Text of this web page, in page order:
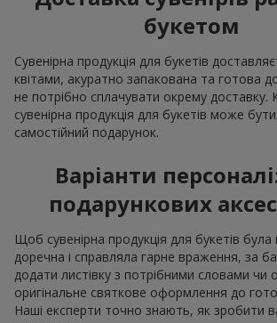
букетом
Сувенірна продукція для букетів
квітами, акуратно запакована та готова
не потрібно сплачувати окрему доставку.
сувенірна продукція для букетів може
самостійний подарунок.
Варіанти
подарункових
Щоб сувенірна продукція для букетів
доречна і справляла гарне враження, за
додати листівку з потрібними словами чи
оригінальне святкове оформлення до
Наші експерти точно знають, як зробити